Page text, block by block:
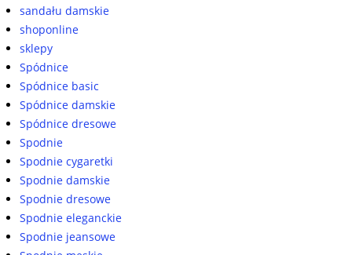
sandału damskie
shoponline
sklepy
Spódnice
Spódnice basic
Spódnice damskie
Spódnice dresowe
Spodnie
Spodnie cygaretki
Spodnie damskie
Spodnie dresowe
Spodnie eleganckie
Spodnie jeansowe